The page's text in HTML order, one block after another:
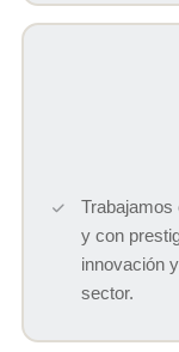
Trabajamos
y con
innovación
sector.